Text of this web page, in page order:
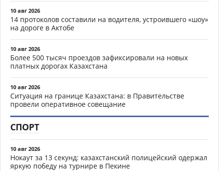
10 авг 2026
14 протоколов составили на водителя, устроившего «шоу»
на дороге в Актобе
10 авг 2026
Более 500 тысяч проездов зафиксировали на новых
платных дорогах Казахстана
10 авг 2026
Ситуация на границе Казахстана: в Правительстве
провели оперативное совещание
СПОРТ
10 авг 2026
Нокаут за 13 секунд: казахстанский полицейский одержал
яркую победу на турнире в Пекине